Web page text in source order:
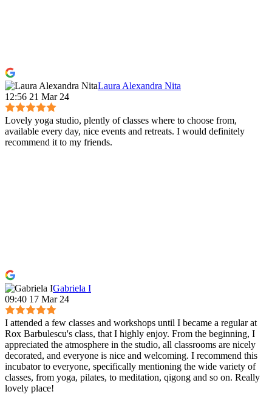
Laura Alexandra Nita
12:56 21 Mar 24
Lovely yoga studio, plently of classes where to choose from,
available every day, nice events and retreats. I would definitely
recommend it to my friends.
Gabriela I
09:40 17 Mar 24
I attended a few classes and workshops until I became a regular at
Rox Barbulescu's class, that I highly enjoy. From the beginning, I
appreciated the atmosphere in the studio, all classrooms are nicely
decorated, and everyone is nice and welcoming. I recommend this
incubator to everyone, specifically mentioning the wide variety of
classes, from yoga, pilates, to meditation, qigong and so on. Really
lovely place!